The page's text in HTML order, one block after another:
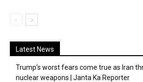
Latest News
Trump’s worst fears come true as Iran
nuclear weapons | Janta Ka Reporter